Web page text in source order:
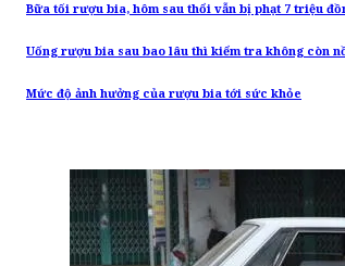
Bữa tối rượu bia, hôm sau thổi vẫn bị phạt 7 triệu
Uống rượu bia sau bao lâu thì kiểm tra không còn
Mức độ ảnh hưởng của rượu bia tới sức khỏe